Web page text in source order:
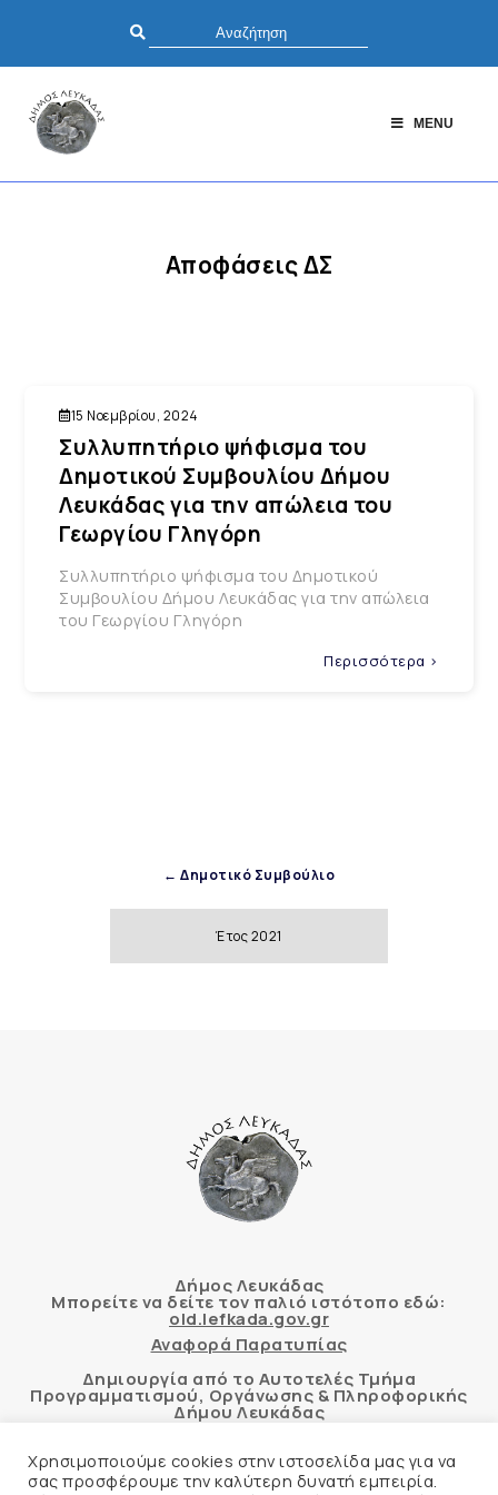
MENU
Αποφάσεις ΔΣ
← Δημοτικό Συμβούλιο
Έτος 2021
15 Νοεμβρίου, 2024
Συλλυπητήριο ψήφισμα του
Δημοτικού Συμβουλίου Δήμου
Λευκάδας για την απώλεια του
Γεωργίου Γληγόρη
Συλλυπητήριο ψήφισμα του Δημοτικού
Συμβουλίου Δήμου Λευκάδας για την απώλεια
του Γεωργίου Γληγόρη
Περισσότερα >
Δήμος Λευκάδας
Μπορείτε να δείτε τον παλιό ιστότοπο εδώ:
old.lefkada.gov.gr
Αναφορά Παρατυπίας
Δημιουργία από το Αυτοτελές Τμήμα
Προγραμματισμού, Οργάνωσης & Πληροφορικής
Δήμου Λευκάδας
Χρησιμοποιούμε cookies στην ιστοσελίδα μας για να
σας προσφέρουμε την καλύτερη δυνατή εμπειρία.